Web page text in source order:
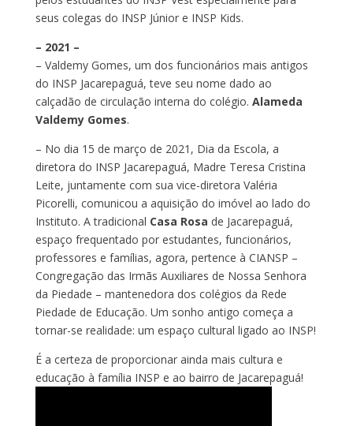
seus colegas do INSP Júnior e INSP Kids.
– 2021 –
– Valdemy Gomes, um dos funcionários mais antigos
do INSP Jacarepaguá, teve seu nome dado ao
calçadão de circulação interna do colégio. Alameda
Valdemy Gomes.
– No dia 15 de março de 2021, Dia da Escola, a
diretora do INSP Jacarepaguá, Madre Teresa Cristina
Leite, juntamente com sua vice-diretora Valéria
Picorelli, comunicou a aquisição do imóvel ao lado do
Instituto. A tradicional Casa Rosa de Jacarepaguá,
espaço frequentado por estudantes, funcionários,
professores e famílias, agora, pertence à CIANSP –
Congregação das Irmãs Auxiliares de Nossa Senhora
da Piedade – mantenedora dos colégios da Rede
Piedade de Educação. Um sonho antigo começa a
tornar-se realidade: um espaço cultural ligado ao INSP!
É a certeza de proporcionar ainda mais cultura e
educação à família INSP e ao bairro de Jacarepaguá!